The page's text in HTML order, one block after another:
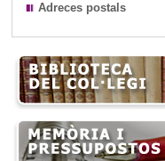
Adreces postals